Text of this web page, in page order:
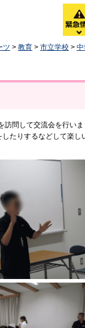
ツ > 教育 > 市立学校 >
訪問して交流会を行い
たりするなどして楽し